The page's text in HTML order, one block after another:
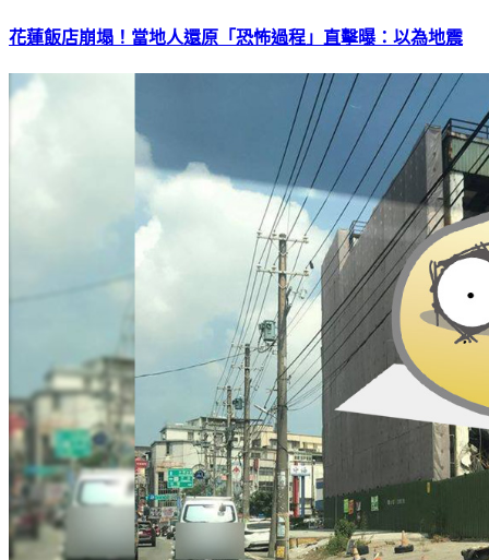
花蓮飯店崩塌！當地人還原「恐怖過程」直擊曝：以為地震